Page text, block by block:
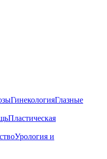
ГинекологияГлазные
Пластическая
Урология и